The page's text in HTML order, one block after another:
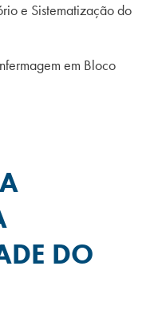
e Sistematização do
em Bloco
DO